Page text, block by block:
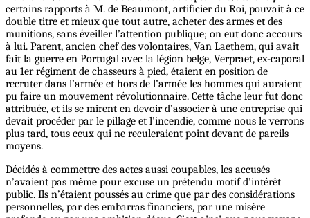
certains rapports à M. de Beaumont, artificier du Roi, pouvait à ce
double titre et mieux que tout autre, acheter des armes et des
munitions, sans éveiller l’attention publique; on eut donc accours
à lui. Parent, ancien chef des volontaires, Van Laethem, qui avait
fait la guerre en Portugal avec la légion belge, Verpraet, ex-caporal
au 1er régiment de chasseurs à pied, étaient en position de
recruter dans l’armée et hors de l’armée les hommes qui auraient
pu faire un mouvement révolutionnaire. Cette tâche leur fut donc
attribuée, et ils se mirent en devoir d’associer à une entreprise qui
devait procéder par le pillage et l’incendie, comme nous le verrons
plus tard, tous ceux qui ne reculeraient point devant de pareils
moyens.
Décidés à commettre des actes aussi coupables, les accusés
n’avaient pas même pour excuse un prétendu motif d’intérêt
public. Ils n’étaient poussés au crime que par des considérations
personnelles, par des embarras financiers, par une misère